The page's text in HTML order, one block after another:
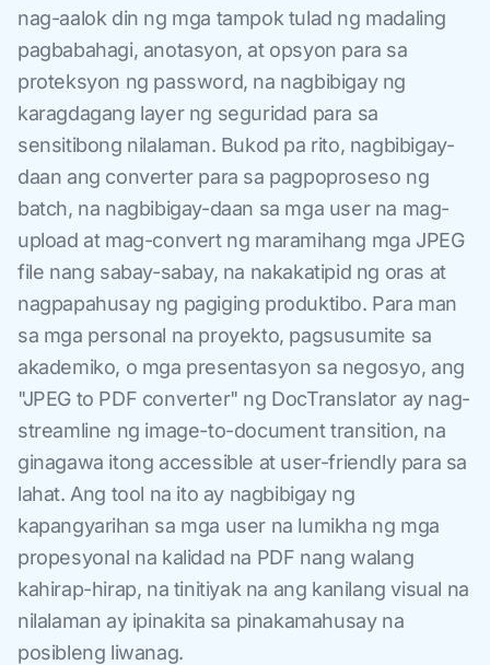
nag-aalok din ng mga tampok tulad ng madaling
pagbabahagi, anotasyon, at opsyon para sa
proteksyon ng password, na nagbibigay ng
karagdagang layer ng seguridad para sa
sensitibong nilalaman. Bukod pa rito, nagbibigay-
daan ang converter para sa pagpoproseso ng
batch, na nagbibigay-daan sa mga user na mag-
upload at mag-convert ng maramihang mga JPEG
file nang sabay-sabay, na nakakatipid ng oras at
nagpapahusay ng pagiging produktibo. Para man
sa mga personal na proyekto, pagsusumite sa
akademiko, o mga presentasyon sa negosyo, ang
"JPEG to PDF converter" ng DocTranslator ay nag-
streamline ng image-to-document transition, na
ginagawa itong accessible at user-friendly para sa
lahat. Ang tool na ito ay nagbibigay ng
kapangyarihan sa mga user na lumikha ng mga
propesyonal na kalidad na PDF nang walang
kahirap-hirap, na tinitiyak na ang kanilang visual na
nilalaman ay ipinakita sa pinakamahusay na
posibleng liwanag.